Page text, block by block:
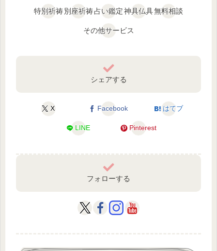
特別祈祷別座祈祷占い鑑定神具仏具無料相談
その他サービス
シェアする
X Facebook はてブ
LINE Pinterest
フォローする